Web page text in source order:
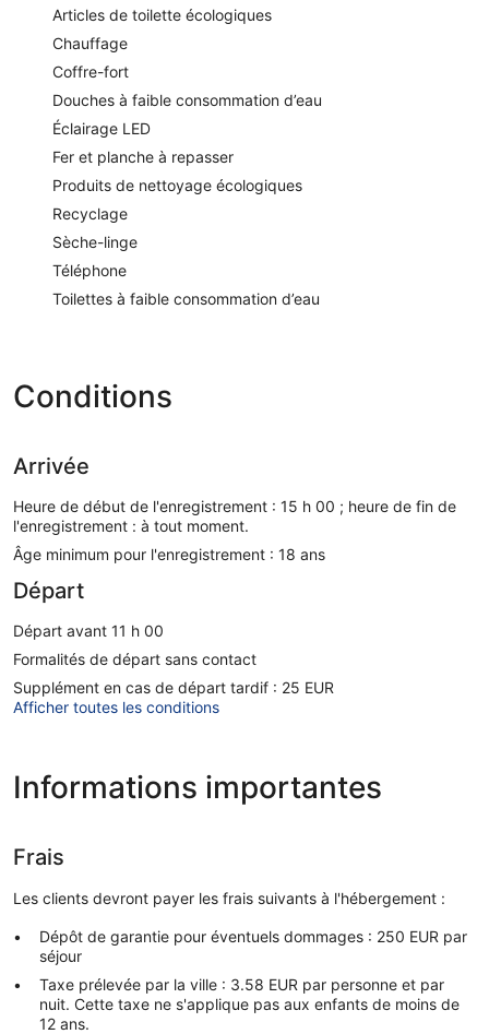
Articles de toilette écologiques
Chauffage
Coffre-fort
Douches à faible consommation d’eau
Éclairage LED
Fer et planche à repasser
Produits de nettoyage écologiques
Recyclage
Sèche-linge
Téléphone
Toilettes à faible consommation d’eau
Conditions
Arrivée
Heure de début de l'enregistrement : 15 h 00 ; heure de fin de
l'enregistrement : à tout moment.
Âge minimum pour l'enregistrement : 18 ans
Départ
Départ avant 11 h 00
Formalités de départ sans contact
Supplément en cas de départ tardif : 25 EUR
Afficher toutes les conditions
Informations importantes
Frais
Les clients devront payer les frais suivants à l'hébergement :
Dépôt de garantie pour éventuels dommages : 250 EUR par
séjour
Taxe prélevée par la ville : 3.58 EUR par personne et par
nuit. Cette taxe ne s'applique pas aux enfants de moins de
12 ans.